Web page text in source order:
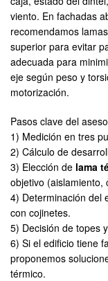
viento. En fachadas
recomendamos
superior para evitar
adecuada para
eje según peso y
motorización.
Pasos clave del
1) Medición en tres
2) Cálculo de
3) Elección de lama
objetivo (aislamiento,
4) Determinación del
con cojinetes.
5) Decisión de topes
6) Si el edificio tiene
proponemos
térmico.